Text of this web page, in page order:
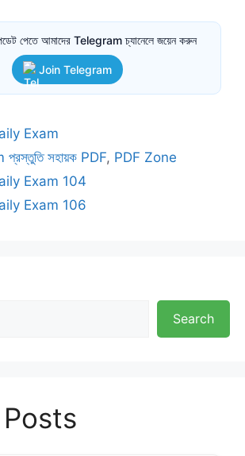
পেতে আমাদের Telegram চ্যানেলে জয়েন করুন
Join Telegram
Exam
সহায়ক PDF, PDF Zone
Exam 104
Exam 106
Search